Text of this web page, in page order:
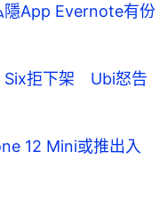
隱App Evernote有份
Six拒下架 Ubi怒告
12 Mini或推出入